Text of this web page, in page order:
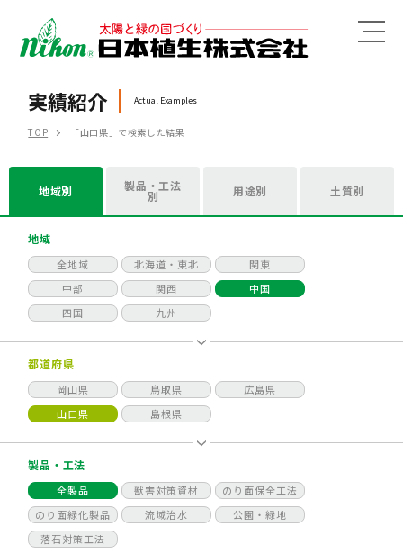
MENU
実績紹介 Actual Examples
TOP 「山口県」で検索した結果
地域別 製品・工法
別 用途別 土質別
地域
全地域 北海道・東北
関東
中部
関西
中国
四国
九州
都道府県
岡山県 鳥取県
広島県
山口県
島根県
製品・工法
全製品 獣害対策資材
のり面保全工法
のり面緑化製品
流域治水
公園・緑地
落石対策工法